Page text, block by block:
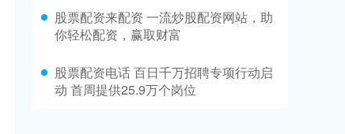
股票配资来配资 一流炒股配资网站，助
你轻松配资，赢取财富
股票配资电话 百日千万招聘专项行动启
动 首周提供25.9万个岗位